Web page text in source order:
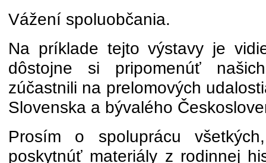
Vážení spoluobčania.
Na príklade tejto výstavy je
dôstojne si pripomenúť
zúčastnili na prelomových
Slovenska a bývalého
Prosím o spoluprácu
poskytnúť materiály z rodinnej